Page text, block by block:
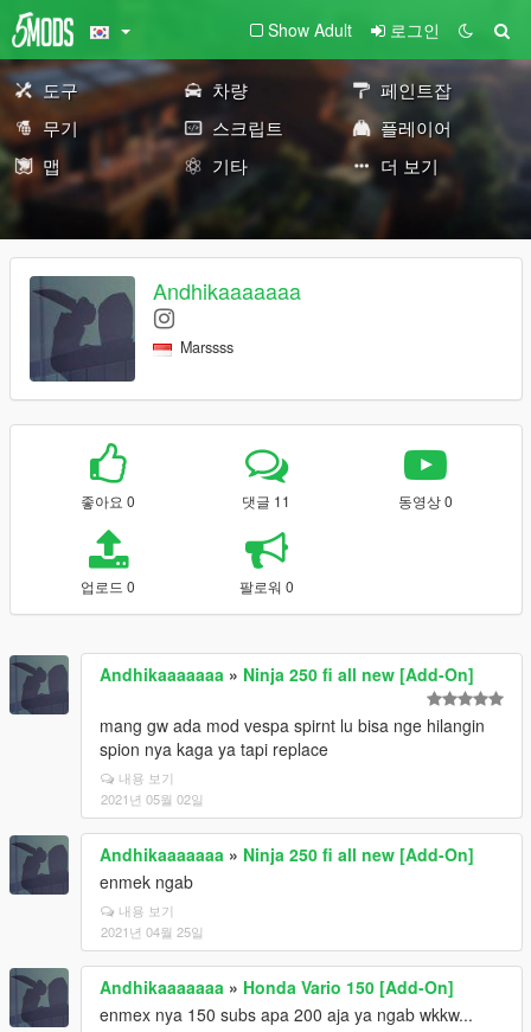
Show Adult 로그인
도구 차량
페인트잡
무기
스크립트
플레이어
맵
기타 더 보기
Andhikaaaaaaa
Marssss
좋아요 0 댓글 11 동영상 0
업로드 0 팔로워 0
Andhikaaaaaaa » Ninja 250 fi all new [Add-On]
mang gw ada mod vespa spirnt lu bisa nge hilangin
spion nya kaga ya tapi replace
내용 보기
2021년 05월 02일
Andhikaaaaaaa » Ninja 250 fi all new [Add-On]
enmek ngab
내용 보기
2021년 04월 25일
Andhikaaaaaaa » Honda Vario 150 [Add-On]
enmex nya 150 subs apa 200 aja ya ngab wkkw...